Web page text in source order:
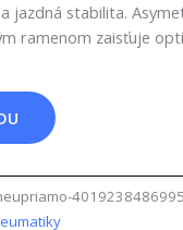
jazdná stabilita.
ramenom zaisťuje
4019238486995